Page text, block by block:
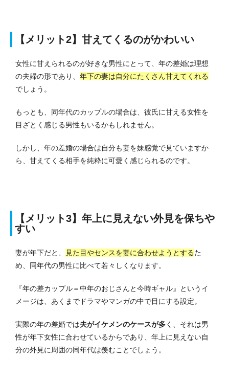
【メリット2】甘えてくるのがかわいい
女性に甘えられるのが好きな男性にとって、年の差婚は理想
の夫婦の形であり、 年下の妻は自分にたくさん甘えてくれる
でしょう。
もっとも、同年代のカップルの場合は、彼氏に甘える女性を
目ざとく感じる男性もいるかもしれません。
しかし、年の差婚の場合は自分も妻を妹感覚で見ていますか
ら、甘えてくる相手を純粋に可愛く感じられるのです。
【メリット3】年上に見えない外見を保ちや
すい
妻が年下だと、 見た目やセンスを妻に合わせようとするた
め、同年代の男性に比べて若々しくなります。
『年の差カップル＝中年のおじさんと今時ギャル』というイ
メージは、あくまでドラマやマンガの中で目にする設定。
実際の年の差婚では夫がイケメンのケースが多く、それは男
性が年下女性に合わせているからであり、年上に見えない自
分の外見に周囲の同年代は羨むことでしょう。